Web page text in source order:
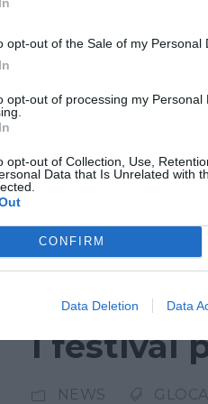
opt-out of the Sale of my Personal
opt-out of processing my Personal
opt-out of Collection, Use,
Data that Is Unrelated with
CONFIRM
Data Deletion Data
diritto di
Attualmente il tema
Camera,
nel nostro sistema
un’azione
l’avere ragione e
I festival
NEWS